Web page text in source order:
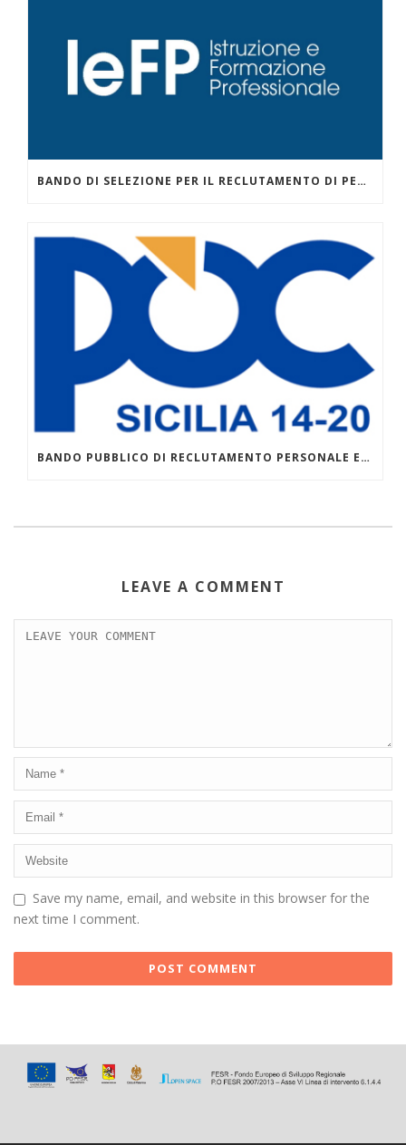
BANDO DI SELEZIONE PER IL RECLUTAMENTO DI PERSONALE DOCENTE ESTERNO DA IMPEGNARE CON CONTRATTO TEMPORANEO NEI I CORSI DI ISTRUZIONE E FORMAZIONE PROFESSIONALE – IEFP PER L’ANNO SCOLASTICO FORMATIVO 2026/2027
BANDO PUBBLICO DI RECLUTAMENTO PERSONALE ESTERNO – DOCENTI – AVVISO 1/2026 POC 2014-2020 PER LA COSTITUZIONE CATALOGO REGIONALE DELL’OFFERTA FORMATIVA
LEAVE A COMMENT
Save my name, email, and website in this browser for the
next time I comment.